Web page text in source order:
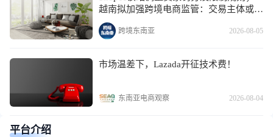
越南拟加强跨境电商监管：交易主体或需
电子身份验证；涉嫌违规，这些产品被要
求下架跨境东南亚 2026-08-05
市场温差下，Lazada开征技术费！
东南亚电商观察 2026-08-04
平台介绍